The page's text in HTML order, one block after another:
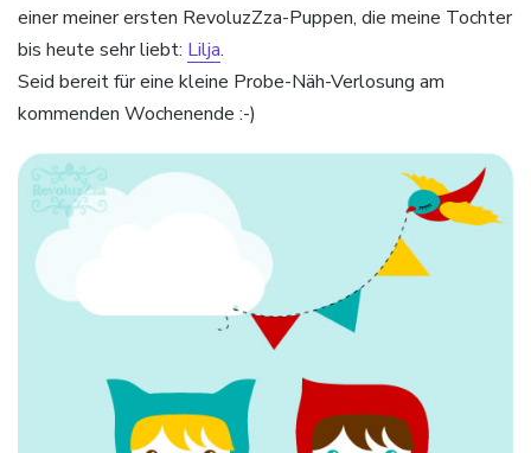
einer meiner ersten RevoluzZza-Puppen, die meine Tochter
bis heute sehr liebt: Lilja.
Seid bereit für eine kleine Probe-Näh-Verlosung am
kommenden Wochenende :-)